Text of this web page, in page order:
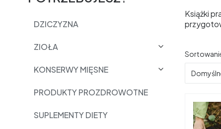
DZICZYZNA
ZIOŁA
KONSERWY MIĘSNE
PRODUKTY PROZDROWOTNE
SUPLEMENTY DIETY
Książki
Lista